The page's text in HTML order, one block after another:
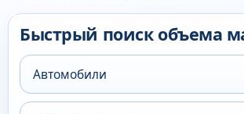
Быстрый поиск объема